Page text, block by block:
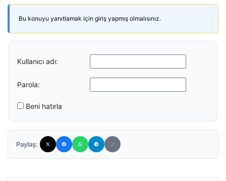
Bu konuyu yanıtlamak için giriş yapmış olmalısınız.
Kullanıcı adı:
Parola:
Beni hatırla
Paylaş: